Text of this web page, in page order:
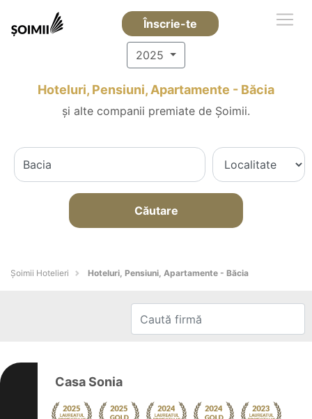
Înscrie-te
2025
Hoteluri, Pensiuni, Apartamente - Băcia
și alte companii premiate de Șoimii.
Căutare
Șoimii Hotelieri Hoteluri, Pensiuni, Apartamente - Băcia
Casa Sonia